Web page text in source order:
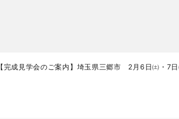
【完成見学会のご案内】埼玉県三郷市 2月6日㈯・7